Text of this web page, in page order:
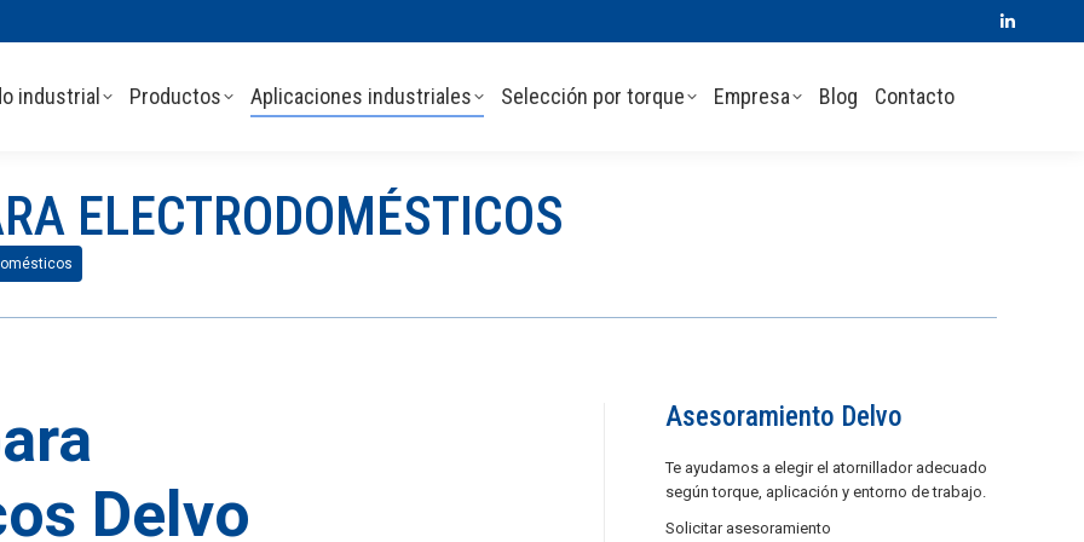
Linkedin
industrial Productos Aplicaciones industriales Selección por torque Empresa Blog Contacto
ELECTRODOMÉSTICOS
Delvo
Asesoramiento Delvo
Te ayudamos a elegir el atornillador adecuado
según torque, aplicación y entorno de trabajo.
Solicitar asesoramiento